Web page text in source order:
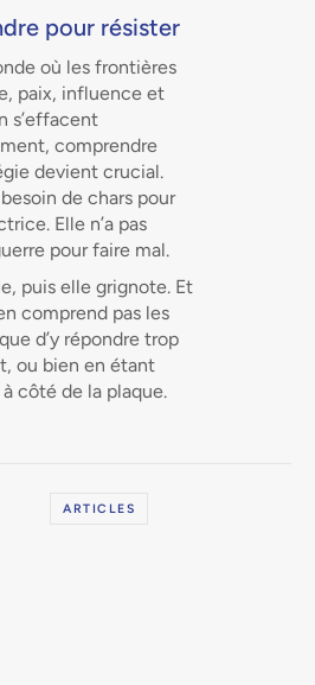
pour résister
où les frontières
paix, influence et
s’effacent
comprendre
devient crucial.
besoin de chars pour
Elle n’a pas
pour faire mal.
puis elle grignote. Et
comprend pas les
d’y répondre trop
ou bien en étant
côté de la plaque.
ARTICLES